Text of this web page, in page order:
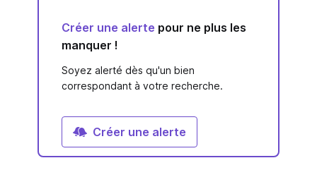
Créer une alerte pour ne plus les
manquer !
Soyez alerté dès qu'un bien
correspondant à votre recherche.
Créer une alerte